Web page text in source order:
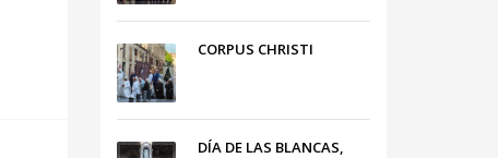
CORPUS CHRISTI
DÍA DE LAS BLANCAS,